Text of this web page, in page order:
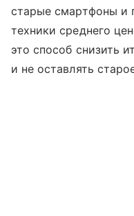
старые смартфоны и
техники среднего
это способ снизить
и не оставлять